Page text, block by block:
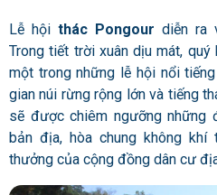
Lễ hội thác Pongour diễn ra
Trong tiết trời xuân dịu mát,
một trong những lễ hội nổi
gian núi rừng rộng lớn và tiếng
sẽ được chiêm ngưỡng những
bản địa, hòa chung không
thưởng của cộng đồng dân cư